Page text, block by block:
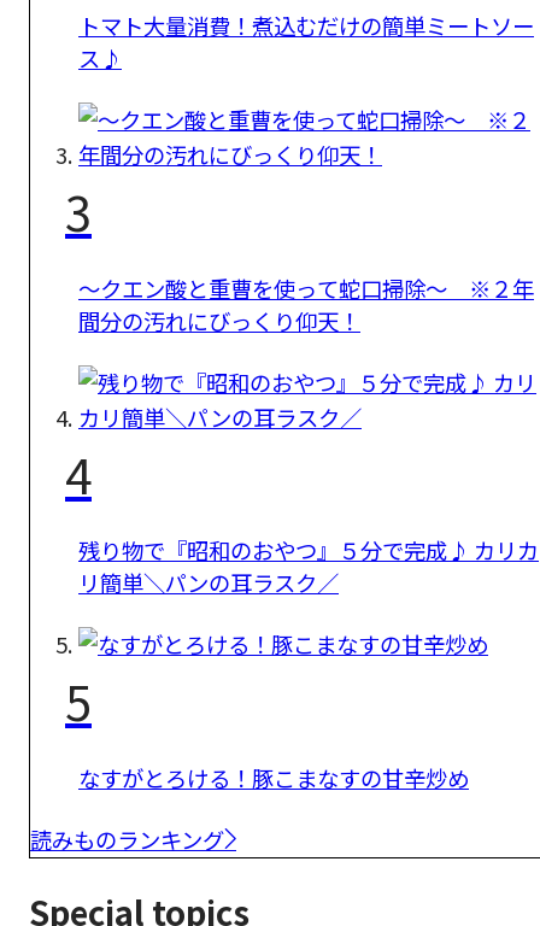
トマト大量消費！煮込むだけの簡単ミートソー
ス♪
3
〜クエン酸と重曹を使って蛇口掃除〜 ※２年
間分の汚れにびっくり仰天！
4
残り物で『昭和のおやつ』５分で完成♪ カリカ
リ簡単＼パンの耳ラスク／
5
なすがとろける！豚こまなすの甘辛炒め
読みものランキング
Special topics